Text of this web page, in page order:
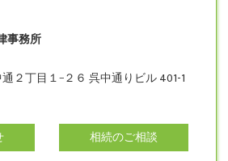
事務所
２丁目１−２６ 呉中通りビル 401-1
相続のご相談